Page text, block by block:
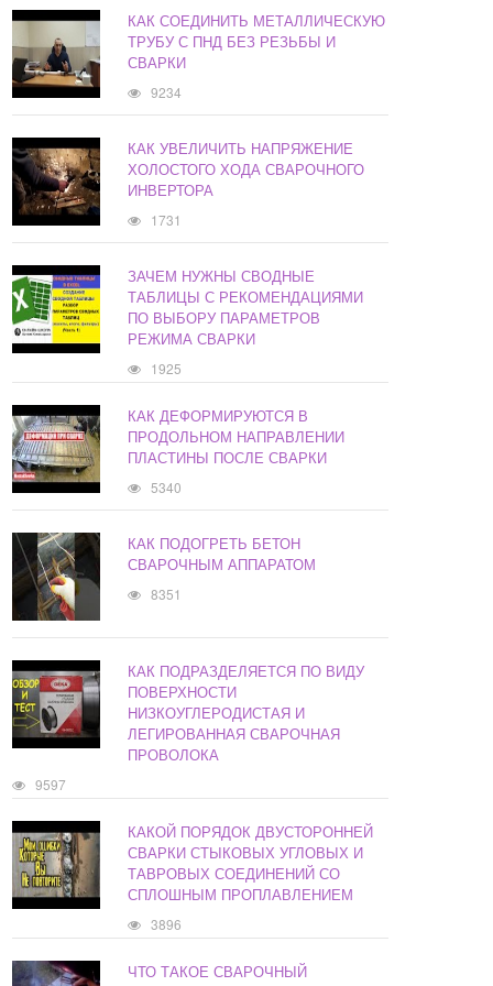
КАК СОЕДИНИТЬ МЕТАЛЛИЧЕСКУЮ
ТРУБУ С ПНД БЕЗ РЕЗЬБЫ И
СВАРКИ
9234
КАК УВЕЛИЧИТЬ НАПРЯЖЕНИЕ
ХОЛОСТОГО ХОДА СВАРОЧНОГО
ИНВЕРТОРА
1731
ЗАЧЕМ НУЖНЫ СВОДНЫЕ
ТАБЛИЦЫ С РЕКОМЕНДАЦИЯМИ
ПО ВЫБОРУ ПАРАМЕТРОВ
РЕЖИМА СВАРКИ
1925
КАК ДЕФОРМИРУЮТСЯ В
ПРОДОЛЬНОМ НАПРАВЛЕНИИ
ПЛАСТИНЫ ПОСЛЕ СВАРКИ
5340
КАК ПОДОГРЕТЬ БЕТОН
СВАРОЧНЫМ АППАРАТОМ
8351
КАК ПОДРАЗДЕЛЯЕТСЯ ПО ВИДУ
ПОВЕРХНОСТИ
НИЗКОУГЛЕРОДИСТАЯ И
ЛЕГИРОВАННАЯ СВАРОЧНАЯ
ПРОВОЛОКА
9597
КАКОЙ ПОРЯДОК ДВУСТОРОННЕЙ
СВАРКИ СТЫКОВЫХ УГЛОВЫХ И
ТАВРОВЫХ СОЕДИНЕНИЙ СО
СПЛОШНЫМ ПРОПЛАВЛЕНИЕМ
3896
ЧТО ТАКОЕ СВАРОЧНЫЙ